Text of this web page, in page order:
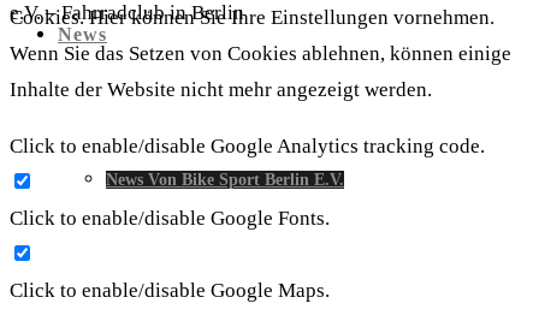
e.V. – Fahrradclub in Berlin
News
News Von Bike Sport Berlin E.V.
Cookies. Hier können Sie Ihre Einstellungen vornehmen.
Wenn Sie das Setzen von Cookies ablehnen, können einige
Inhalte der Website nicht mehr angezeigt werden.
Click to enable/disable Google Analytics tracking code.
Click to enable/disable Google Fonts.
Click to enable/disable Google Maps.